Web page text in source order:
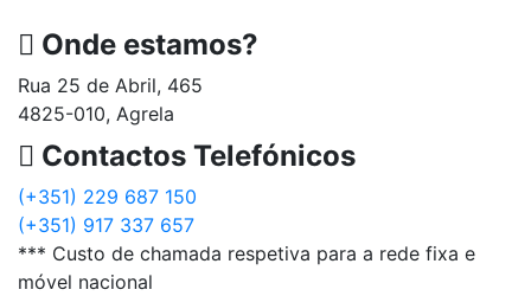
Onde estamos?
Rua 25 de Abril, 465
4825-010, Agrela
Contactos Telefónicos
(+351) 229 687 150
(+351) 917 337 657
*** Custo de chamada respetiva para a rede fixa e
móvel nacional